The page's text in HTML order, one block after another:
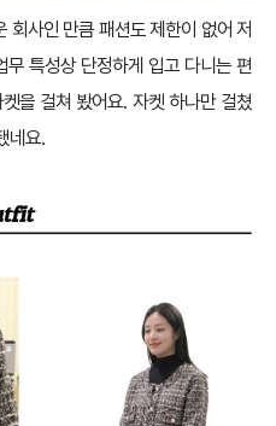
회사인 만큼 패션도 제한이 없어 저
특성상 단정하게 입고 다니는 편
을 걸쳐 봤어요. 자켓 하나만 걸쳤
네요.